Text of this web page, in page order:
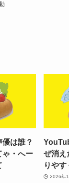
は誰？
ゃ・へー
ぜ消え
りや
2026年